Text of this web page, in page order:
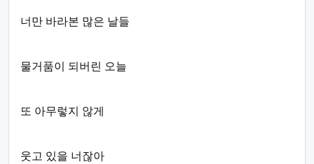
너만 바라본 많은 날들
물거품이 되버린 오늘
또 아무렇지 않게
웃고 있을 너잖아